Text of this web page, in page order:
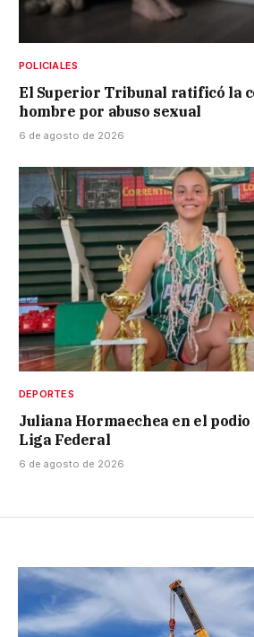
POLICIALES
El Superior Tribunal ratificó la
hombre por abuso sexual
6 de agosto de 2026
DEPORTES
Juliana Hormaechea en el
Liga Federal
6 de agosto de 2026